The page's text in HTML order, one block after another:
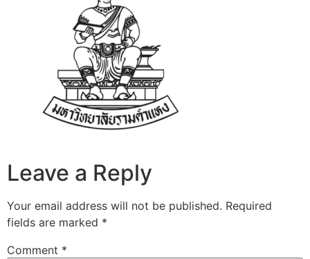
Leave a Reply
Your email address will not be published. Required
fields are marked *
Comment *